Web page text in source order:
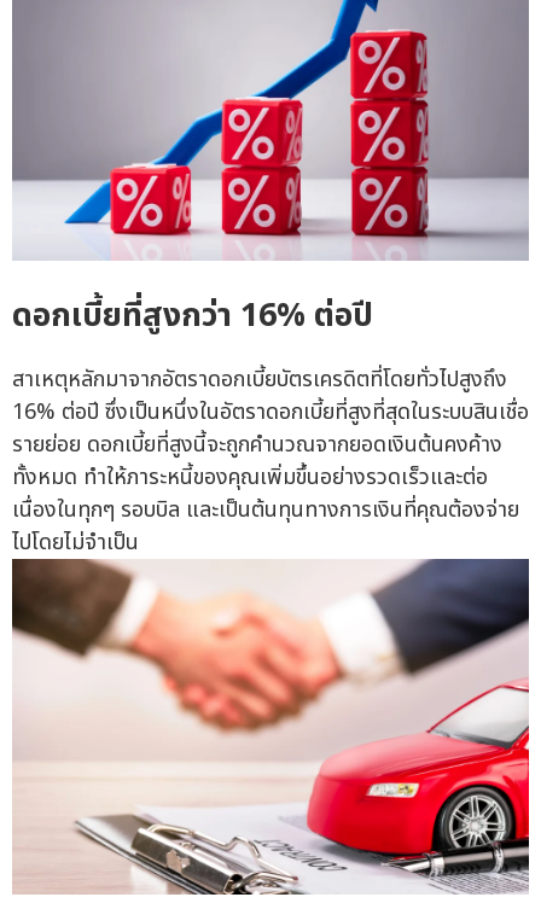
ดอกเบี้ยที่สูงกว่า 16% ต่อปี
สาเหตุหลักมาจากอัตราดอกเบี้ยบัตรเครดิตที่โดยทั่วไปสูงถึง
16% ต่อปี ซึ่งเป็นหนึ่งในอัตราดอกเบี้ยที่สูงที่สุดในระบบสินเชื่อ
รายย่อย ดอกเบี้ยที่สูงนี้จะถูกคำนวณจากยอดเงินต้นคงค้าง
ทั้งหมด ทำให้ภาระหนี้ของคุณเพิ่มขึ้นอย่างรวดเร็วและต่อ
เนื่องในทุกๆ รอบบิล และเป็นต้นทุนทางการเงินที่คุณต้องจ่าย
ไปโดยไม่จำเป็น